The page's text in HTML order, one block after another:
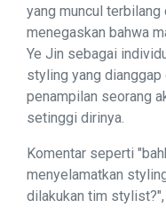
yang muncul terbilang
menegaskan bahwa
Ye Jin sebagai
styling yang
penampilan seorang
setinggi dirinya.
Komentar seperti
menyelamatkan
dilakukan tim